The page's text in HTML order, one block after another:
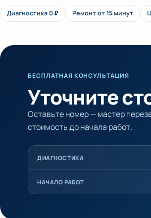
Диагностика 0 ₽ Ремонт от 15 минут
БЕСПЛАТНАЯ КОНСУЛЬТАЦИЯ
Уточните
Оставьте номер — мастер
стоимость до начала работ.
ДИАГНОСТИКА
НАЧАЛО РАБОТ